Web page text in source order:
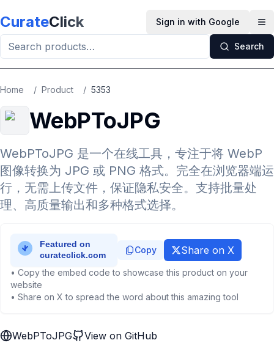
CurateClick Sign in with Google
Search
Home / Product / 5353
WebPToJPG
WebPToJPG 是一个在线工具，专注于将 WebP
图像转换为 JPG 或 PNG 格式。完全在浏览器端运
行，无需上传文件，保证隐私安全。支持批量处
理、高质量输出和多种格式选择。
Copy Share on X
• Copy the embed code to showcase this product on your
website
• Share on X to spread the word about this amazing tool
WebPToJPG View on GitHub